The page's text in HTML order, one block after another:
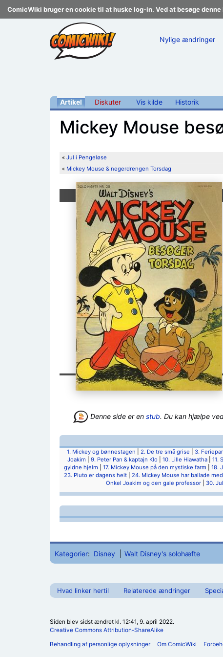
ComicWiki bruger en cookie til at huske log-in. Ved at besøge
Nylige ændringer
Artikel Diskuter Vis kilde Historik
Mickey Mouse
« Jul i Pengeløse
« Mickey Mouse & negerdrengen Torsdag
Denne side er en stub. Du kan hjælpe
1. Mickey og bønnestagen 2. De tre små grise 3.
Joakim
9. Peter Pan & kaptajn Klo| 10. Lille Hiawatha| 11.
gyldne hjelm
17. Mickey Mouse på den mystiske farm 18.
23. Pluto er dagens helt| 24. Mickey Mouse har ballade
Onkel Joakim og den gale professor| 30.
Kategorier: Disney Walt Disney's solohæfte
Hvad linker hertil Relaterede ændringer
Siden blev sidst ændret kl. 12:41, 9. april 2022.
Creative Commons Attribution-ShareAlike
Behandling af personlige oplysninger
Om ComicWiki